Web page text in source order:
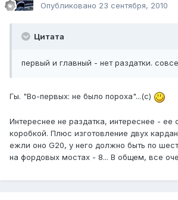
Опубликовано 23 сентября, 2010
Цитата
первый и главный - нет раздатки.
Гы. "Во-первых: не было пороха"...(с)
Интереснее не раздатка, интереснее - ее
коробкой. Плюс изготовление двух
ежли оно G20, у него должно быть по
на фордовых мостах - 8... В общем, все